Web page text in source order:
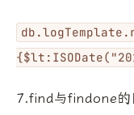
7.find与findone的